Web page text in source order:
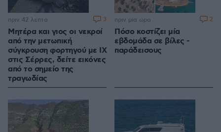
Μητέρα και γιος οι νεκροί
από την μετωπική
σύγκρουση φορτηγού με ΙΧ
στις Σέρρες, δείτε εικόνες
από το σημείο της
τραγωδίας
πριν 42 λεπτά 3
Πόσο κοστίζει μία
εβδομάδα σε βίλες -
παράδεισους
πριν μία ώρα 2